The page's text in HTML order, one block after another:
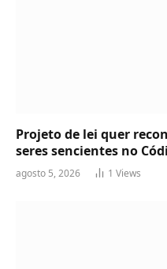
Projeto de lei quer
seres sencientes no
agosto 5, 2026 1 Views